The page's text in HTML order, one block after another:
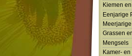
Kiemen
Eenjarige
Grassen
Mengsels
Kamer-